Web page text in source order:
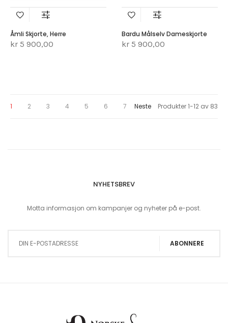
Åmli Skjorte, Herre
kr 5 900,00
Bardu Målselv Dameskjorte
kr 5 900,00
Produkter1-12 av 83
You're currently reading page
1 Page
2 Page
3 Page
4 Page
5 Page
6 Page
7 Page
Neste
NYHETSBREV
Motta informasjon om kampanjer og nyheter på e-post.
ABONNERE